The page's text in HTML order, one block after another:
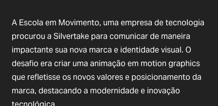
A Escola em Movimento, uma empresa de tecnologia
procurou a Silvertake para comunicar de maneira
impactante sua nova marca e identidade visual. O
desafio era criar uma animação em motion graphics
que refletisse os novos valores e posicionamento da
marca, destacando a modernidade e inovação